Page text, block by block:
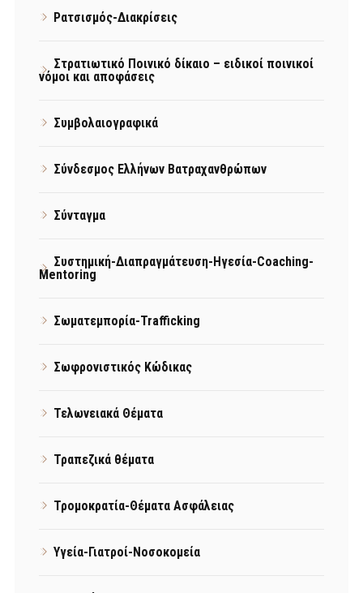
Ρατσισμός-Διακρίσεις
Στρατιωτικό Ποινικό δίκαιο – ειδικοί ποινικοί
νόμοι και αποφάσεις
Συμβολαιογραφικά
Σύνδεσμος Ελλήνων Βατραχανθρώπων
Σύνταγμα
Συστημική-Διαπραγμάτευση-Ηγεσία-Coaching-
Mentoring
Σωματεμπορία-Trafficking
Σωφρονιστικός Κώδικας
Τελωνειακά Θέματα
Τραπεζικά θέματα
Τρομοκρατία-Θέματα Ασφάλειας
Υγεία-Γιατροί-Νοσοκομεία